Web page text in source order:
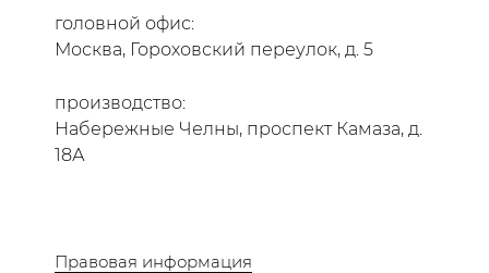
головной офис:
Москва, Гороховский переулок, д. 5
производство:
Набережные Челны, проспект Камаза, д.
18А
Правовая информация